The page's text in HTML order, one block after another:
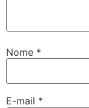
Nome *
E-mail *